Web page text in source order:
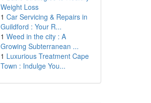
Weight Loss
1 Car Servicing & Repairs in
Guildford : Your R...
1 Weed in the city : A
Growing Subterranean ...
1 Luxurious Treatment Cape
Town : Indulge You...